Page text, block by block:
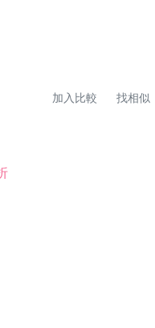
加入比較 找相似